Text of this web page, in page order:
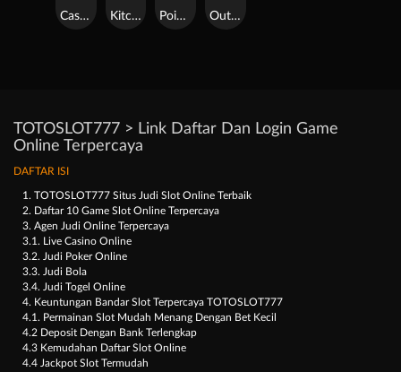
Casino Win Spin Poison Eve Outsourced: Slash Game
Kitchen Drama: Sushi Mania
TOTOSLOT777 > Link Daftar Dan Login Game
Online Terpercaya
DAFTAR ISI
1. TOTOSLOT777 Situs Judi Slot Online Terbaik
2. Daftar 10 Game Slot Online Terpercaya
3. Agen Judi Online Terpercaya
3.1. Live Casino Online
3.2. Judi Poker Online
3.3. Judi Bola
3.4. Judi Togel Online
4. Keuntungan Bandar Slot Terpercaya TOTOSLOT777
4.1. Permainan Slot Mudah Menang Dengan Bet Kecil
4.2 Deposit Dengan Bank Terlengkap
4.3 Kemudahan Daftar Slot Online
4.4 Jackpot Slot Termudah